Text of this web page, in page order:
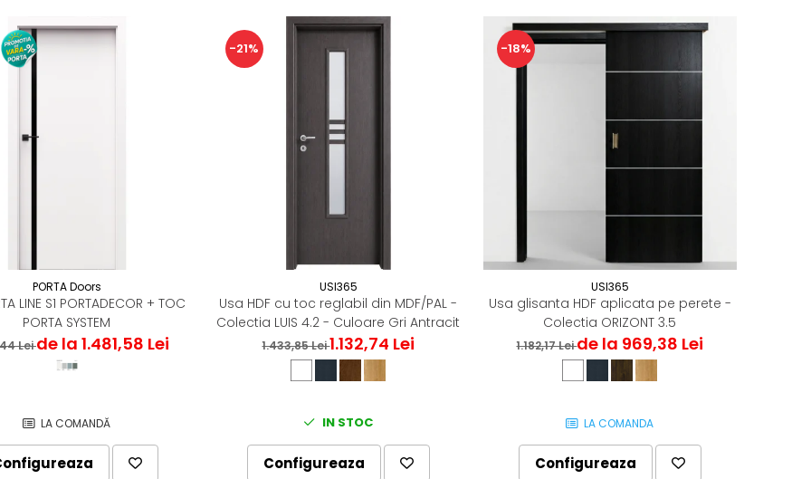
PORTA Doors
LINE S1 PORTADECOR + TOC
PORTA SYSTEM
Leide la 1.481,58 Lei
LA COMANDĂ
-21%
USI365
Usa HDF cu toc reglabil din MDF/PAL -
Colectia LUIS 4.2 - Culoare Gri Antracit
1.433,85 Lei1.132,74 Lei
IN STOC
Configureaza
-18%
USI365
Usa glisanta HDF aplicata pe perete -
Colectia ORIZONT 3.5
1.182,17 Leide la 969,38 Lei
LA COMANDA
Configureaza